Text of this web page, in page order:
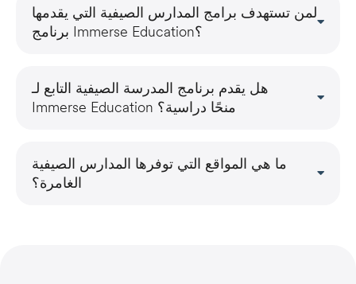
لمن تستهدف برامج المدارس الصيفية التي يقدمها
برنامج Immerse Education؟
هل يقدم برنامج المدرسة الصيفية التابع لـ
Immerse Education منحًا دراسية؟
ما هي المواقع التي توفرها المدارس الصيفية
الغامرة؟